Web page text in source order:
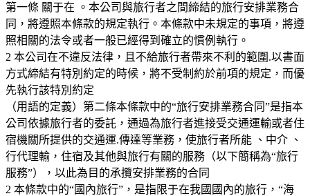
第一條 關于在 。本公司與旅行者之間締結的旅行安排業務合
同，將遵照本條款的規定執行。本條款中未規定的事項，將遵
照相關的法令或者一般已經得到確立的慣例執行。
2 本公司在不違反法律，且不給旅行者帶來不利的範圍.以書面
方式締結有特別約定的時候，將不受制約於前項的規定，而優
先執行該特別約定
（用語的定義）第二條本條款中的“旅行安排業務合同”是指本
公司依據旅行者的委託，通過為旅行者進接受交通運輸或者住
宿機關所提供的交通運.傳達等業務，使旅行者所能 、中介 、
行代理輸，住宿及其他與旅行有關的服務（以下簡稱為“旅行
服務”），以此為目的承攬安排業務的合同
2 本條款中的“國內旅行”，是指限于在我國國內的旅行，“海